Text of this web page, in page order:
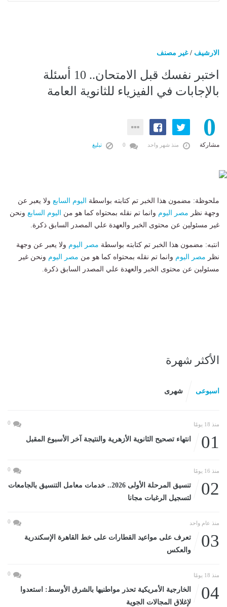
الارشيف /غير مصنف
اختبر نفسك قبل الامتحان.. 10 أسئلة
بالإجابات في الفيزياء للثانوية العامة
0
مشاركة منذ شهر واحد تبليغ
ملحوظة: مضمون هذا الخبر تم كتابته بواسطة اليوم السابع ولا يعبر عن
وجهة نظر مصر اليوم وانما تم نقله بمحتواه كما هو من اليوم السابع ونحن
غير مسئولين عن محتوى الخبر والعهدة علي المصدر السابق ذكرة.
انتبه: مضمون هذا الخبر تم كتابته بواسطة مصر اليوم ولا يعبر عن وجهة
نظر مصر اليوم وانما تم نقله بمحتواه كما هو من مصر اليوم ونحن غير
مسئولين عن محتوى الخبر والعهدة علي المصدر السابق ذكرة.
الأكثر شهرة
اسبوعى شهرى
منذ 18 يومًا 0
01 انتهاء تصحيح الثانوية الأزهرية والنتيجة آخر الأسبوع المقبل
منذ 16 يومًا 0
02
تنسيق المرحلة الأولى 2026.. خدمات معامل التنسيق بالجامعات
لتسجيل الرغبات مجانا
منذ عام واحد 0
03
تعرف على مواعيد القطارات على خط القاهرة الإسكندرية
والعكس
منذ 18 يومًا 0
04
الخارجية الأمريكية تحذر مواطنيها بالشرق الأوسط: استعدوا
لإغلاق المجالات الجوية